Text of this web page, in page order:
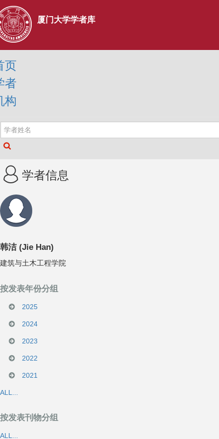
厦门大学学者库
页
者
构
学者信息
韩洁 (Jie Han)
建筑与土木工程学院
按发表年份分组
2025
2024
2023
2022
2021
ALL...
按发表刊物分组
ALL...